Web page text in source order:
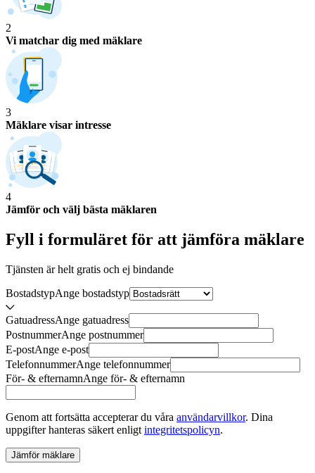
2
Vi matchar dig med mäklare
3
Mäklare visar intresse
4
Jämför och välj bästa mäklaren
Fyll i formuläret för att jämföra mäklare
Tjänsten är helt gratis och ej bindande
BostadstypAnge bostadstyp
GatuadressAnge gatuadress
PostnummerAnge postnummer
E-postAnge e-post
TelefonnummerAnge telefonnummer
För- & efternamnAnge för- & efternamn
Genom att fortsätta accepterar du våra användarvillkor. Dina
uppgifter hanteras säkert enligt integritetspolicyn.
Jämför mäklare